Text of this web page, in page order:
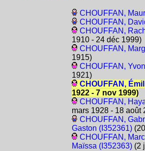
CHOUFFAN,
CHOUFFAN,
CHOUFFAN,
1910 - 24 déc 1999)
CHOUFFAN,
1915)
CHOUFFAN,
1921)
CHOUFFAN,
1922 - 7 nov 1999)
CHOUFFAN,
mars 1928 - 18 août
CHOUFFAN,
Gaston (I352361)
CHOUFFAN,
Maïssa (I352363)(2